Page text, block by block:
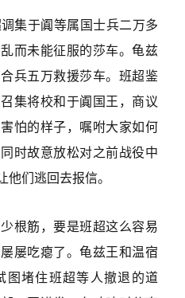
集于阗等属国士兵二万多
而未能征服的莎车。龟兹
兵五万救援莎车。班超鉴
集将校和于阗国王，商议
怕的样子，嘱咐大家如何
时故意放松对之前战役中
他们逃回去报信。
根筋，要是班超这么容易
屡吃瘪了。龟兹王和温宿
图堵住班超等人撤退的道